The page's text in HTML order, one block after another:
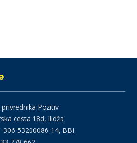
Pozitiv
cesta 18d, Ilidža
306-53200086-14, BBI